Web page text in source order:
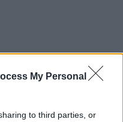
My Personal
to third parties, or